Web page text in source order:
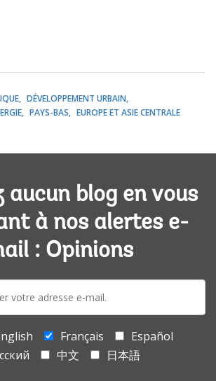
DÉVELOPPEMENT URBAIN
PAYS-BAS EUROPE ET ASIE CENTRALE
aucun blog en vous
à nos alertes e-
: Opinions
Français
Español
中文
日本語